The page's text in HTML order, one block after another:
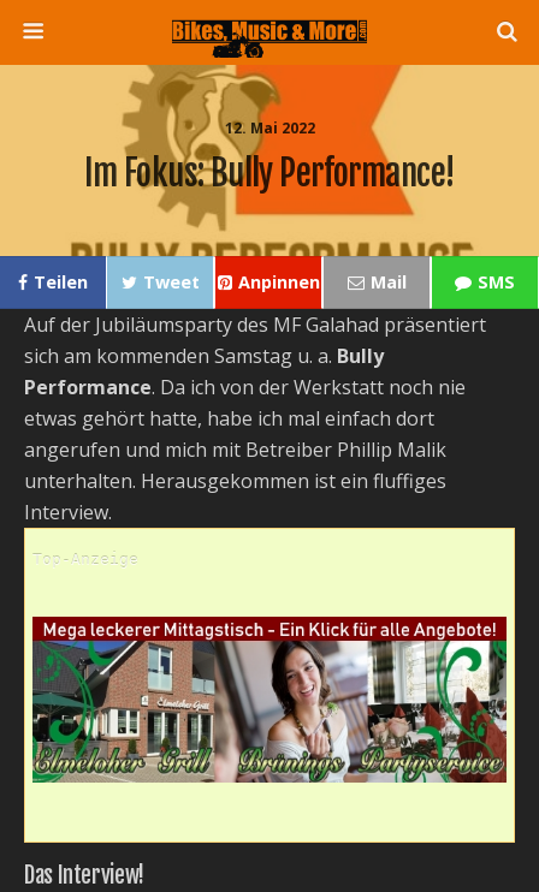
12. Mai 2022
Im Fokus: Bully Performance!
Teilen Tweet Anpinnen Mail SMS
Auf der Jubiläumsparty des MF Galahad präsentiert
sich am kommenden Samstag u. a. Bully
Performance. Da ich von der Werkstatt noch nie
etwas gehört hatte, habe ich mal einfach dort
angerufen und mich mit Betreiber Phillip Malik
unterhalten. Herausgekommen ist ein fluffiges
Interview.
Top-Anzeige
Das Interview!